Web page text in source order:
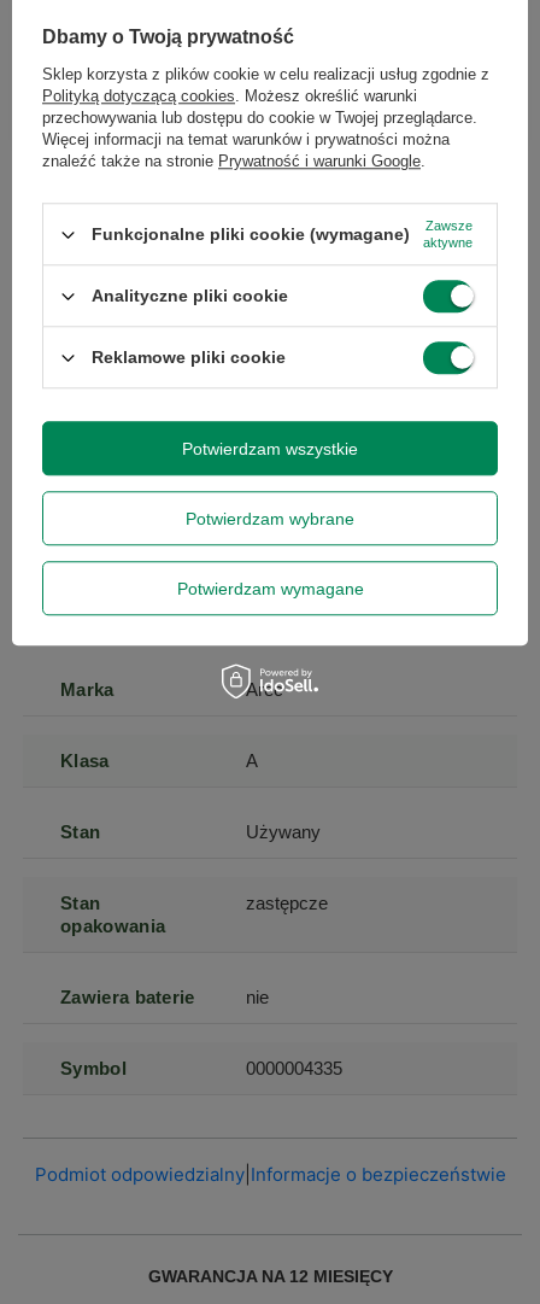
info@greencomputers.pl
Zapytaj o ten produkt
Specyfikacja
5054607762873
Gwarancja na 12
miesięcy
Model LS-2 Media Station
Marka Arec
Klasa A
Stan Używany
Stan
opakowania
zastępcze
Zawiera baterie nie
Symbol 0000004335
Podmiot odpowiedzialny| Informacje o bezpieczeństwie
GWARANCJA NA 12 MIESIĘCY
Dbamy o Twoją prywatność
Sklep korzysta z plików cookie w celu realizacji usług zgodnie z
Polityką dotyczącą cookies. Możesz określić warunki
przechowywania lub dostępu do cookie w Twojej przeglądarce.
Więcej informacji na temat warunków i prywatności można
znaleźć także na stronie Prywatność i warunki Google.
Funkcjonalne pliki cookie (wymagane)
Zawsze
aktywne
Analityczne pliki cookie
Reklamowe pliki cookie
Potwierdzam wybrane
Potwierdzam wymagane
Potwierdzam wszystkie